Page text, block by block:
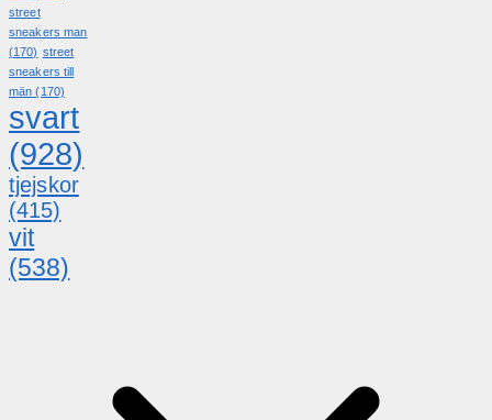
street
sneakers man
(170) street
sneakers till
män (170)
svart
(928)
tjejskor
(415)
vit
(538)